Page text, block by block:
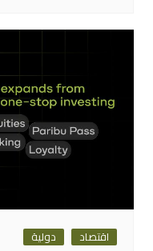
اقتصاد دولية